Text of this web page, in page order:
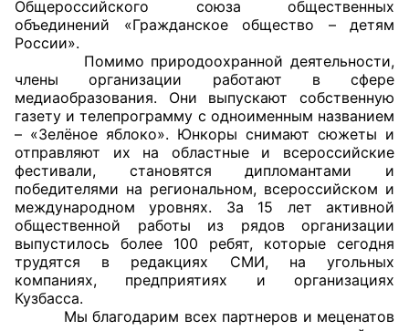
Регламент ОП КО
Кодекс этики ОП КО
Положения
Соглашения
Рекомендации
Порядок работы ЦОН
Аппарат ОП КО
УСТАВ ГКУ “АППАРАТ ОП КО”
Общероссийского союза общественных
объединений «Гражданское общество – детям
России».
Помимо природоохранной деятельности,
члены организации работают в сфере
медиаобразования. Они выпускают собственную
газету и телепрограмму с одноименным названием
– «Зелёное яблоко». Юнкоры снимают сюжеты и
отправляют их на областные и всероссийские
фестивали, становятся дипломантами и
победителями на региональном, всероссийском и
международном уровнях. За 15 лет активной
общественной работы из рядов организации
выпустилось более 100 ребят, которые сегодня
трудятся в редакциях СМИ, на угольных
компаниях, предприятиях и организациях
Кузбасса.
Мы благодарим всех партнеров и меценатов